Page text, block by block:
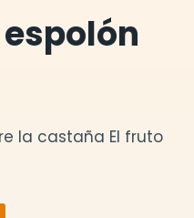
la castaña El fruto